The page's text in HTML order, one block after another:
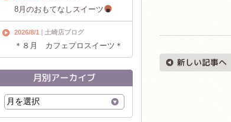
8月のおもてなしスイーツ
2026/8/1 土崎店ブログ
＊８月 カフェプロスイーツ＊